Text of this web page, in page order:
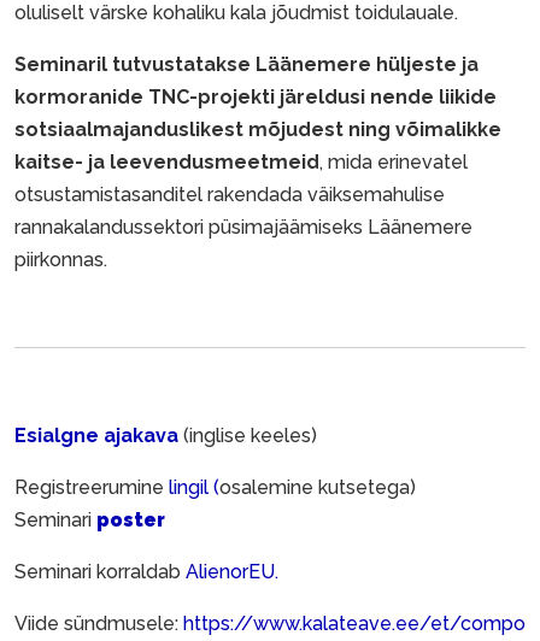
oluliselt värske kohaliku kala jõudmist toidulauale.
Seminaril tutvustatakse Läänemere hüljeste ja
kormoranide TNC-projekti järeldusi nende liikide
sotsiaalmajanduslikest mõjudest ning võimalikke
kaitse- ja leevendusmeetmeid, mida erinevatel
otsustamistasanditel rakendada väiksemahulise
rannakalandussektori püsimajäämiseks Läänemere
piirkonnas.
Esialgne ajakava (inglise keeles)
Registreerumine lingil (osalemine kutsetega)
Seminari poster
Seminari korraldab AlienorEU.
Viide sündmusele: https://www.kalateave.ee/et/compo